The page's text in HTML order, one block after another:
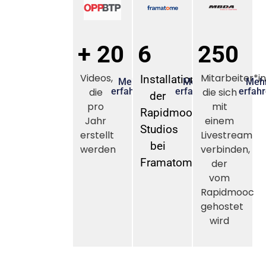
+ 20
Videos,
die
pro
Jahr
erstellt
werden
Mehr
erfahren
6
Installationen
der
Rapidmooc-
Studios
bei
Framatome
Mehr
erfahren
250
die sich
mit
einem
Livestream
verbinden,
der
vom
Rapidmooc
gehostet
wird